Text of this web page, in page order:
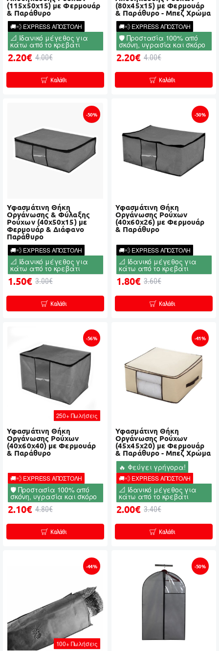
(115x50x15) με Φερμουάρ
& Παράθυρο
🚚💨 EXPRESS ΑΠΟΣΤΟΛΗ
📐 Ιδανικό μέγεθος για
κάτω από το κρεβάτι
2.20€ 4.00€
Καλάθι
(80x45x15) με Φερμουάρ
& Παράθυρο - Μπεζ Χρώμα
🚚💨 EXPRESS ΑΠΟΣΤΟΛΗ
🛡️ Προστασία 100% από
σκόνη, υγρασία και σκόρο
2.20€ 4.00€
Καλάθι
-50%
Υφασμάτινη Θήκη
Οργάνωσης & Φύλαξης
Ρούχων (40x50x15) με
Φερμουάρ & Διάφανο
Παράθυρο
🚚💨 EXPRESS ΑΠΟΣΤΟΛΗ
📐 Ιδανικό μέγεθος για
κάτω από το κρεβάτι
1.50€ 3.00€
Καλάθι
-50%
Υφασμάτινη Θήκη
Οργάνωσης Ρούχων
(40x60x26) με Φερμουάρ
& Παράθυρο
🚚💨 EXPRESS ΑΠΟΣΤΟΛΗ
📐 Ιδανικό μέγεθος για
κάτω από το κρεβάτι
1.80€ 3.60€
Καλάθι
250+ Πωλήσεις
-56%
Υφασμάτινη Θήκη
Οργάνωσης Ρούχων
(40x60x40) με Φερμουάρ
& Παράθυρο
🚚💨 EXPRESS ΑΠΟΣΤΟΛΗ
🛡️ Προστασία 100% από
σκόνη, υγρασία και σκόρο
2.10€ 4.80€
Καλάθι
-41%
Υφασμάτινη Θήκη
Οργάνωσης Ρούχων
(45x45x20) με Φερμουάρ
& Παράθυρο - Μπεζ Χρώμα
🔥 Φεύγει γρήγορα!
🚚💨 EXPRESS ΑΠΟΣΤΟΛΗ
📐 Ιδανικό μέγεθος για
κάτω από το κρεβάτι
2.00€ 3.40€
Καλάθι
100+ Πωλήσεις
-44% -50%